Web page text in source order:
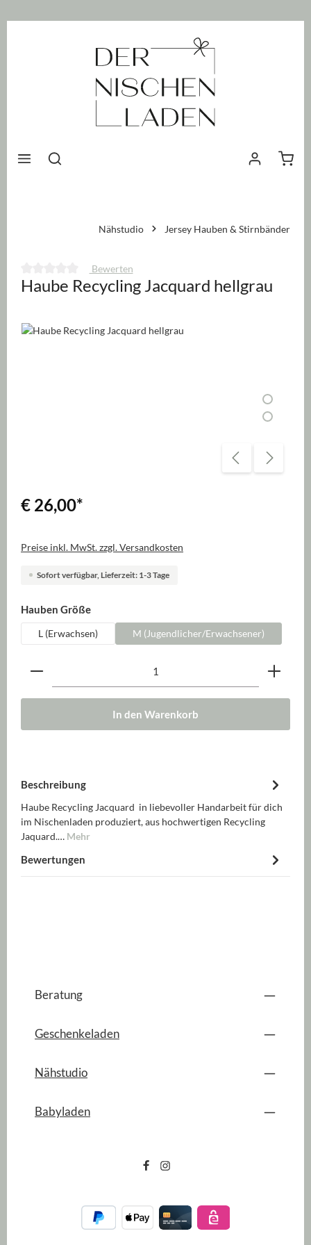
Nähstudio Jersey Hauben & Stirnbänder
Durchschnittliche Bewertung von 0 von 5 Sternen
Bewerten
Haube Recycling Jacquard hellgrau
Bildergalerie überspringen
€ 26,00*
Preise inkl. MwSt. zzgl. Versandkosten
Sofort verfügbar, Lieferzeit: 1-3 Tage
Hauben Größeauswählen
L (Erwachsen) M (Jugendlicher/Erwachsener)
Produkt Anzahl: Gib den gewünschten Wert ein
In den Warenkorb
Beschreibung
Haube Recycling Jacquard in liebevoller Handarbeit für dich
im Nischenladen produziert, aus hochwertigen Recycling
Jaquard.… Mehr
Bewertungen
Beratung
Geschenkeladen
Nähstudio
Babyladen